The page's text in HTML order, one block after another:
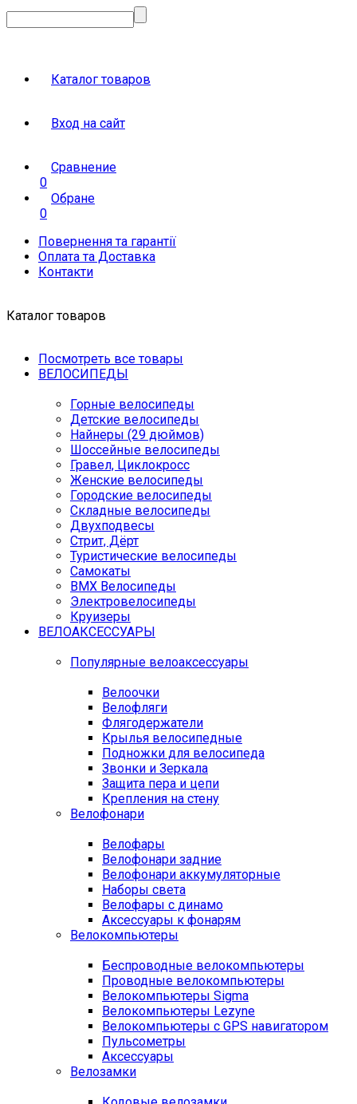
Каталог товаров
Вход на сайт
Сравнение
0
Обране
0
Повернення та гарантії
Оплата та Доставка
Контакти
Каталог товаров
Посмотреть все товары
ВЕЛОСИПЕДЫ
Горные велосипеды
Детские велосипеды
Найнеры (29 дюймов)
Шоссейные велосипеды
Гравел, Циклокросс
Женские велосипеды
Городcкие велосипеды
Складные велосипеды
Двухподвесы
Стрит, Дёрт
Туристические велосипеды
Самокаты
BMX Велосипеды
Электровелосипеды
Круизеры
ВЕЛОАКСЕССУАРЫ
Популярные велоаксессуары
Велоочки
Велофляги
Флягодержатели
Крылья велосипедные
Подножки для велосипеда
Звонки и Зеркала
Защита пера и цепи
Крепления на стену
Велофонари
Велофары
Велофонари задние
Велофонари аккумуляторные
Наборы света
Велофары с динамо
Аксессуары к фонарям
Велокомпьютеры
Беспроводные велокомпьютеры
Проводные велокомпьютеры
Велокомпьютеры Sigma
Велокомпьютеры Lezyne
Велокомпьютеры с GPS навигатором
Пульсометры
Аксессуары
Велозамки